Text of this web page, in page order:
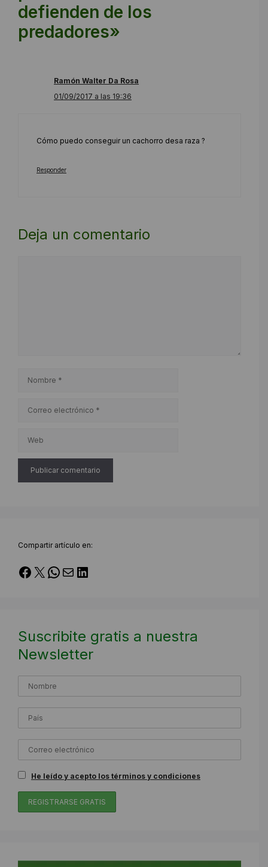
defienden de los
predadores»
Ramón Walter Da Rosa
01/09/2017 a las 19:36
Cómo puedo conseguir un cachorro desa raza ?
Responder
Deja un comentario
Nombre
Correo
Web
Compartir artículo en:
Facebook
X WhatsApp
Correo electrónico
LinkedIn
Suscribite gratis a nuestra
Newsletter
He leído y acepto los términos y condiciones